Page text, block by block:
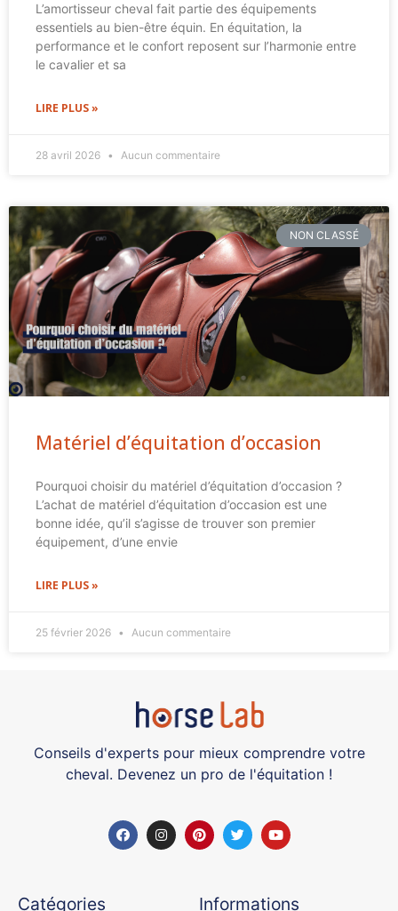
L’amortisseur cheval fait partie des équipements
essentiels au bien-être équin. En équitation, la
performance et le confort reposent sur l’harmonie entre
le cavalier et sa
LIRE PLUS »
28 avril 2026 Aucun commentaire
NON CLASSÉ
Matériel d’équitation d’occasion
Pourquoi choisir du matériel d’équitation d’occasion ?
L’achat de matériel d’équitation d’occasion est une
bonne idée, qu’il s’agisse de trouver son premier
équipement, d’une envie
LIRE PLUS »
25 février 2026 Aucun commentaire
Conseils d'experts pour mieux comprendre votre
cheval. Devenez un pro de l'équitation !
Catégories Informations